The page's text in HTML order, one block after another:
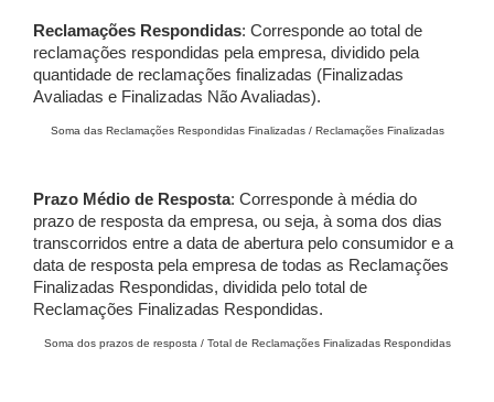
Reclamações Respondidas: Corresponde ao total de
reclamações respondidas pela empresa, dividido pela
quantidade de reclamações finalizadas (Finalizadas
Avaliadas e Finalizadas Não Avaliadas).
Soma das Reclamações Respondidas Finalizadas / Reclamações Finalizadas
Prazo Médio de Resposta: Corresponde à média do
prazo de resposta da empresa, ou seja, à soma dos dias
transcorridos entre a data de abertura pelo consumidor e a
data de resposta pela empresa de todas as Reclamações
Finalizadas Respondidas, dividida pelo total de
Reclamações Finalizadas Respondidas.
Soma dos prazos de resposta / Total de Reclamações Finalizadas Respondidas